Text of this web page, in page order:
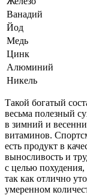
Ванадий
Йод
Медь
Цинк
Алюминий
Никель
Такой богатый
весьма полезный
в зимний и
витаминов.
есть продукт в
выносливость и
с целью
так как отлично
умеренном